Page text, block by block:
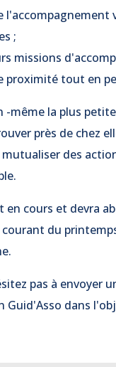
;
missions
proximité tout en
-même la plus
près de chez
des
cours et devra
du
pas à envoyer
Guid'Asso dans